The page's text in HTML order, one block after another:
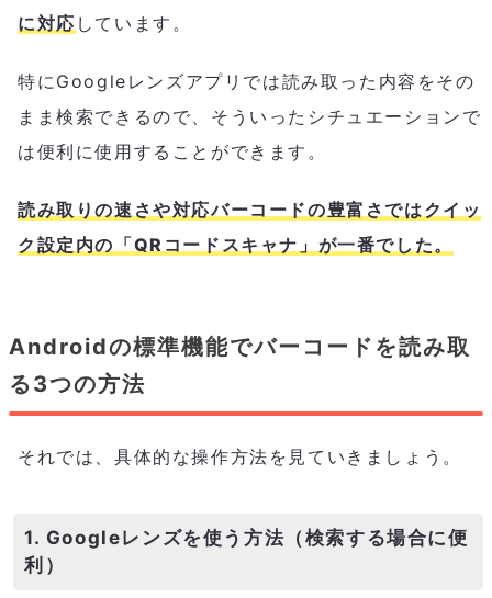
に対応 しています。
特にGoogleレンズアプリでは読み取った内容をその
まま検索できるので、そういったシチュエーションで
は便利に使用することができます。
読み取りの速さや対応バーコードの豊富さではクイッ
ク設定内の「QRコードスキャナ」が一番でした。
Androidの標準機能でバーコードを読み取
る3つの方法
それでは、具体的な操作方法を見ていきましょう。
1. Googleレンズを使う方法（検索する場合に便
利）